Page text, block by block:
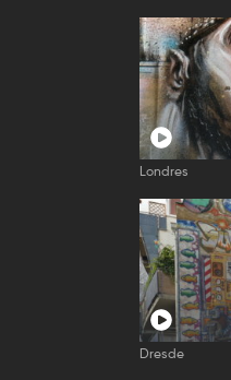
Londres
Dresde